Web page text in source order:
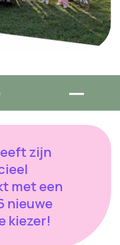
zijn
met een
nieuwe
kiezer!